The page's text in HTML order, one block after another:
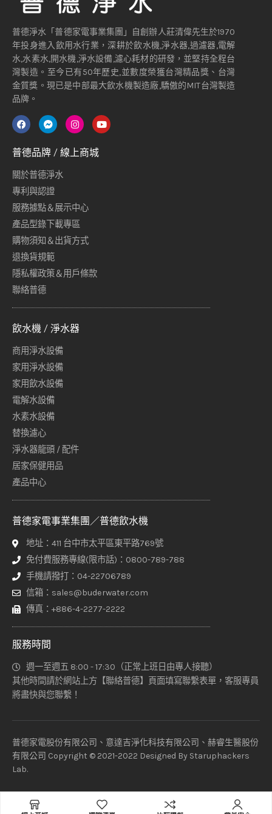
普德淨水「普德家電事業集團」自創辦人莊清偉先生於1970
年投身進入飲用水行業，深耕於飲水機,淨水器,過濾器,電解
水,水素水,開水機,淨水設備,濾心耗材的研發，並堅持全程台
灣製造。至今已有50年歷史,並數度榮獲台灣精品獎、台灣
金質獎。現已是中部最大飲水機製造廠,驕傲的MIT台灣製造
品牌。
普德品牌 / 線上商城
關於普德淨水
專利與認證
服務據點＆展示中心
產品型錄下載專區
購物須知＆出貨方式
退換貨規範
隱私權政策＆用戶條款
聯絡普德
飲水機 / 淨水器
商用淨水設備
家用淨水設備
家用飲水設備
電解水設備
水素水設備
替換濾心
淨水器龍頭 / 配件
居家保健用品
產品中心
普德家電事業集團／普德飲水機
地址：411 台中市太平區東平路769號
免付費服務專線(限市話)：0800-789-788
手機請撥打：04-22706789
信箱：sales@buderwater.com
傳真：+886-4-2277-2222
服務時間
週一至週五 8:00 - 17:30（正常上班日由專人接聽）
其他時間請於網站上方【聯絡普德】頁面填寫聯繫表單，客服專員
將盡快與您聯繫！
普德家電股份有限公司、意達吉淨化科技有限公司、赫睿生醫股份
有限公司 Copyright © 2021-2022 Designed By Staruphackers
Lab.